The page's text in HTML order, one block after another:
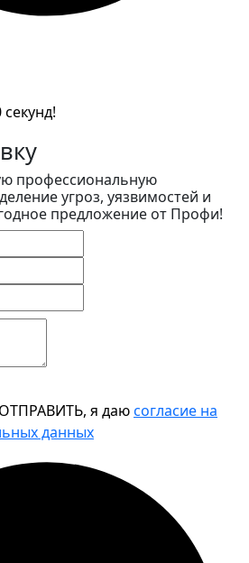
профессиональную
угроз, уязвимостей и
предложение от Профи!
я даюсогласие на
данных